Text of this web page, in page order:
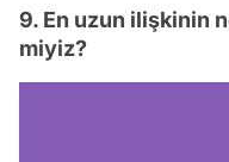
9. En uzun ilişkinin
miyiz?